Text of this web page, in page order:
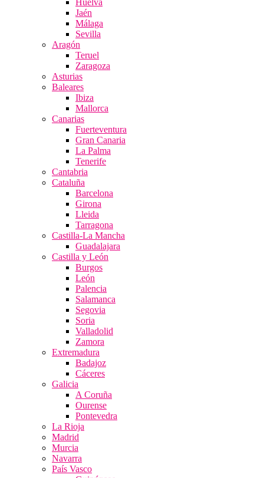
Huelva
Jaén
Málaga
Sevilla
Aragón
Teruel
Zaragoza
Asturias
Baleares
Ibiza
Mallorca
Canarias
Fuerteventura
Gran Canaria
La Palma
Tenerife
Cantabria
Cataluña
Barcelona
Girona
Lleida
Tarragona
Castilla-La Mancha
Guadalajara
Castilla y León
Burgos
León
Palencia
Salamanca
Segovia
Soria
Valladolid
Zamora
Extremadura
Badajoz
Cáceres
Galicia
A Coruña
Ourense
Pontevedra
La Rioja
Madrid
Murcia
Navarra
País Vasco